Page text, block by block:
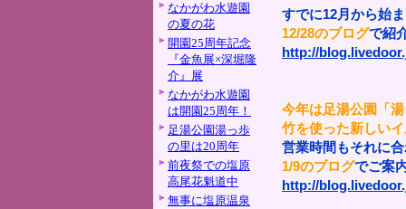
なかがわ水遊園
の夏の花
開園25周年記念
『金魚展×深堀隆
介』展
なかがわ水遊園
は開園25周年！
足湯公園湯っ歩
の里は20周年
前夜祭での塩原
高尾花魁道中
無事に塩原温泉
すでに12月から始
12/28のブログで紹
http://
今年は足湯公園「
竹を使った新しい
営業時間もそれに
1/9のブログでご案
http://